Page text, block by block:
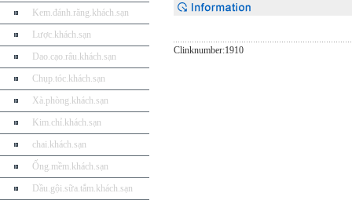
Clinknumber:1910
Kem.đánh.răng.khách.sạn
Lược.khách.sạn
Dao.cạo.râu.khách.sạn
Chụp.tóc.khách.sạn
Xà.phòng.khách.sạn
Kim.chỉ.khách.sạn
chai.khách.sạn
Ống.mềm.khách.sạn
Dầu.gội.sữa.tắm.khách.sạn